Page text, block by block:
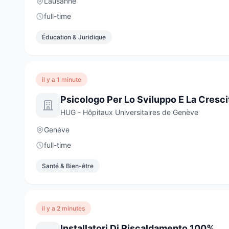
full-time
Éducation & Juridique
il y a 1 minute
Psicologo Per Lo Sviluppo E La
HUG - Hôpitaux Universitaires de Genève
Genève
full-time
Santé & Bien-être
il y a 2 minutes